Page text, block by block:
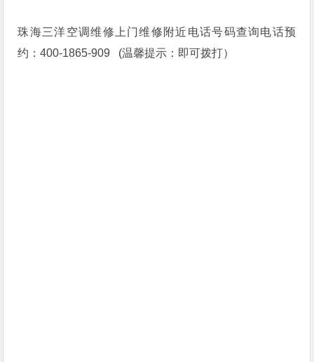
珠海三洋空调维修上门维修附近电话号码查询电话预
约：400-1865-909 (温馨提示：即可拨打）